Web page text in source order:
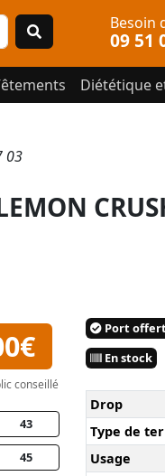
Besoin
09 51
Diététique
03
conseillé
43
45
Port
En stock
Drop
Type de
Usage